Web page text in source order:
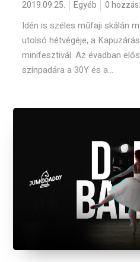
2019.09.25. Egyéb 0
Idén is széles műfaji skálán
utolsó hétvégéje, a
minifesztivál. Az évadban
színpadára a 30Y és a...